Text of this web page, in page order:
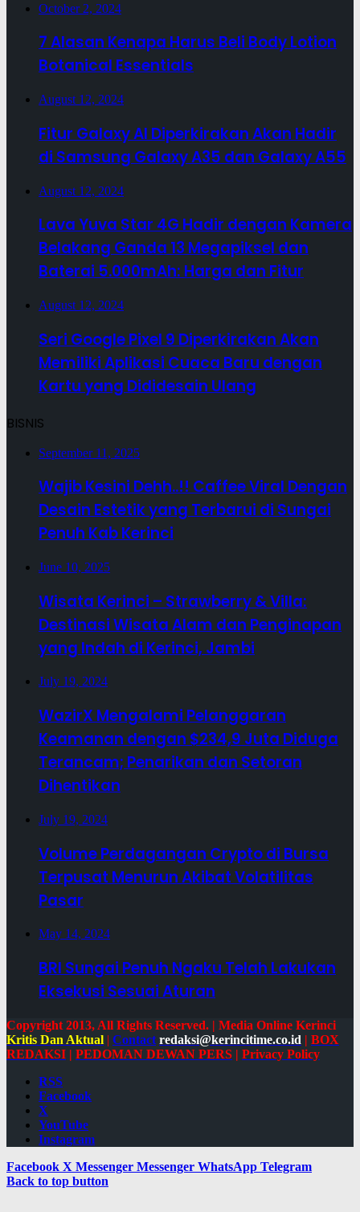
October 2, 2024
7 Alasan Kenapa Harus Beli Body Lotion
Botanical Essentials
August 12, 2024
Fitur Galaxy AI Diperkirakan Akan Hadir
di Samsung Galaxy A35 dan Galaxy A55
August 12, 2024
Lava Yuva Star 4G Hadir dengan Kamera
Belakang Ganda 13 Megapiksel dan
Baterai 5.000mAh: Harga dan Fitur
August 12, 2024
Seri Google Pixel 9 Diperkirakan Akan
Memiliki Aplikasi Cuaca Baru dengan
Kartu yang Dididesain Ulang
BISNIS
September 11, 2025
Wajib Kesini Dehh..!! Caffee Viral Dengan
Desain Estetik yang Terbarui di Sungai
Penuh Kab Kerinci
June 10, 2025
Wisata Kerinci – Strawberry & Villa:
Destinasi Wisata Alam dan Penginapan
yang Indah di Kerinci, Jambi
July 19, 2024
WazirX Mengalami Pelanggaran
Keamanan dengan $234,9 Juta Diduga
Terancam; Penarikan dan Setoran
Dihentikan
July 19, 2024
Volume Perdagangan Crypto di Bursa
Terpusat Menurun Akibat Volatilitas
Pasar
May 14, 2024
BRI Sungai Penuh Ngaku Telah Lakukan
Eksekusi Sesuai Aturan
Copyright 2013, All Rights Reserved. | Media Online Kerinci
Kritis Dan Aktual | Contact redaksi@kerincitime.co.id | BOX
REDAKSI | PEDOMAN DEWAN PERS | Privacy Policy
RSS
Facebook
X
YouTube
Instagram
Facebook X Messenger Messenger WhatsApp Telegram
Back to top button